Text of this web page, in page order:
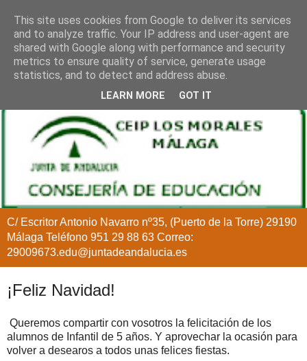
C/ Escritor Antonio Navarro nº35, (Puerto de la Torre) 29190
Málaga Teléfono 951 29 88 63 Correo:
29009673.edu@juntadeandalucia.es
¡Feliz Navidad!
Queremos compartir con vosotros la felicitación de los
alumnos de Infantil de 5 años. Y aprovechar la ocasión para
volver a desearos a todos unas felices fiestas.
This site uses cookies from Google to deliver its services
and to analyze traffic. Your IP address and user-agent are
shared with Google along with performance and security
metrics to ensure quality of service, generate usage
statistics, and to detect and address abuse.
LEARN MORE GOT IT